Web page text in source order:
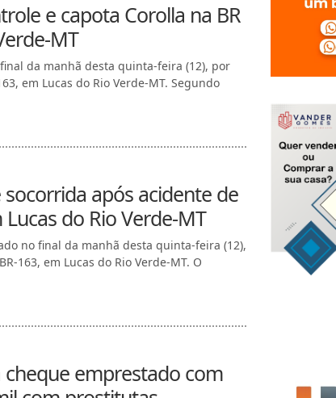
e capota Corolla na BR
MT
da manhã desta quinta-feira (12), por
em Lucas do Rio Verde-MT. Segundo
após acidente de
do Rio Verde-MT
no final da manhã desta quinta-feira (12),
163, em Lucas do Rio Verde-MT. O
emprestado com